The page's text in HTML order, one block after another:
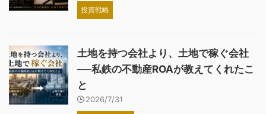
投資戦略
土地を持つ会社より、土地で稼ぐ会社
──私鉄の不動産ROAが教えてくれたこ
と
2026/7/31